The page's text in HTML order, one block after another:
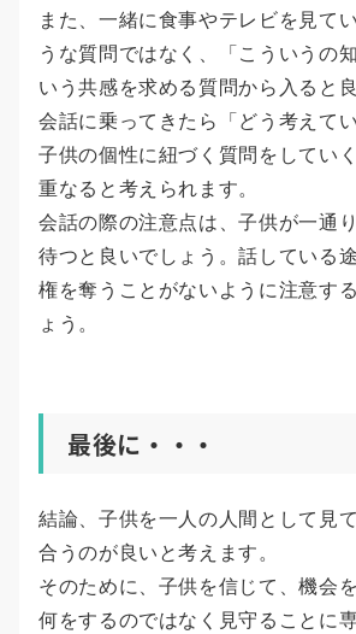
また、一緒に食事やテレビを見て
うな質問ではなく、「こういうの
いう共感を求める質問から入ると
会話に乗ってきたら「どう考えて
子供の個性に紐づく質問をしてい
重なると考えられます。
会話の際の注意点は、子供が一通
待つと良いでしょう。話している
権を奪うことがないように注意す
ょう。
最後に・・・
結論、子供を一人の人間として見
合うのが良いと考えます。
そのために、子供を信じて、機会
何をするのではなく見守ることに